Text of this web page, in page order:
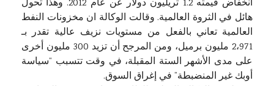
انخفاض قيمته 1.2 تريليون دولار عن عام 2012. وهذا تحول
هائل في الثروة العالمية. وقالت الوكالة ان مخزونات النفط
العالمية تعاني بالفعل من مستويات نزيف عالية تقدر بـ
2،971 مليون برميل، ومن المرجح أن تزيد 300 مليون أخرى
على مدى الأشهر الستة المقبلة، في وقت تتسبب “سياسة
أوبك غير المنضبطة” في إغراق السوق.